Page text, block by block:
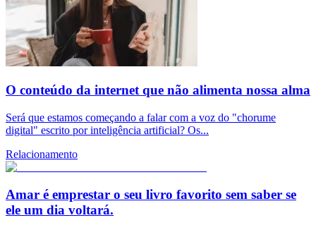
O conteúdo da internet que não alimenta nossa alma
Será que estamos começando a falar com a voz do "chorume
digital" escrito por inteligência artificial? Os...
Relacionamento
Amar é emprestar o seu livro favorito sem saber se
ele um dia voltará.